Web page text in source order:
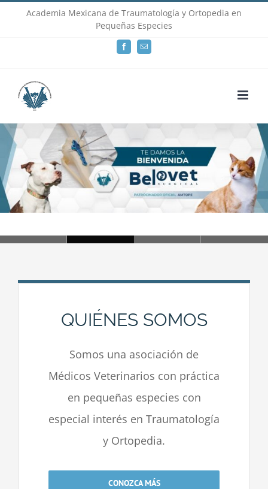
Academia Mexicana de Traumatología y Ortopedia en
Pequeñas Especies
FacebookEmail
Loading...
QUIÉNES SOMOS
Somos una asociación de
Médicos Veterinarios con práctica
en pequeñas especies con
especial interés en Traumatología
y Ortopedia.
CONOZCA MÁS